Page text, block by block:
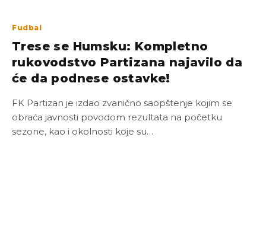
Fudbal
Trese se Humsku: Kompletno
rukovodstvo Partizana najavilo da
će da podnese ostavke!
FK Partizan je izdao zvanično saopštenje kojim se
obraća javnosti povodom rezultata na početku
sezone, kao i okolnosti koje su…